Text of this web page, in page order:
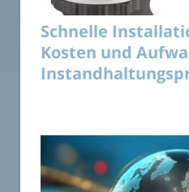
Schnelle
Kosten und